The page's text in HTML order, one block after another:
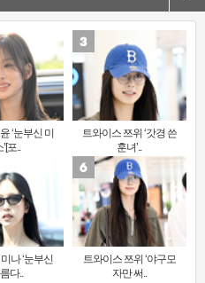
‘눈부신 미
포..
트와이스 쯔위 ‘갓경 쓴
훈녀’..
나 ‘눈부신
다..
트와이스 쯔위 ‘야구모
자만 써..